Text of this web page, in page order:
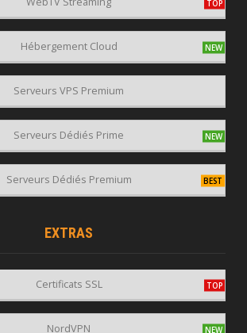
Hébergement Cloud
Serveurs VPS Premium
Serveurs Dédiés Prime
Serveurs Dédiés Premium
EXTRAS
Certificats SSL
NordVPN